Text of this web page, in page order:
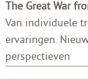
The Great War
Van individuele
ervaringen.
perspectieven